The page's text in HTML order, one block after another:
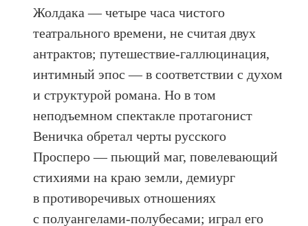
Жолдака — четыре часа чистого
театрального времени, не считая двух
антрактов; путешествие-галлюцинация,
интимный эпос — в соответствии с духом
и структурой романа. Но в том
неподъемном спектакле протагонист
Веничка обретал черты русского
Просперо — пьющий маг, повелевающий
стихиями на краю земли, демиург
в противоречивых отношениях
с полуангелами-полубесами; играл его